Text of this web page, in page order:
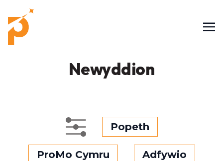
Newyddion
Popeth
ProMo Cymru Adfywio